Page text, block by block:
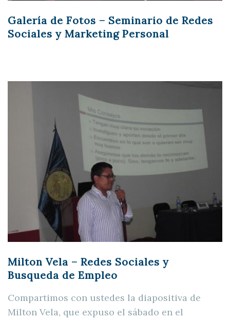
Galería de Fotos – Seminario de Redes
Sociales y Marketing Personal
Milton Vela – Redes Sociales y
Busqueda de Empleo
Compartimos con ustedes la diapositiva de
Milton Vela, que expuso el sábado en el